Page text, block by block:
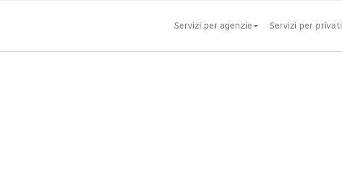
Servizi per agenzie Servizi per privati